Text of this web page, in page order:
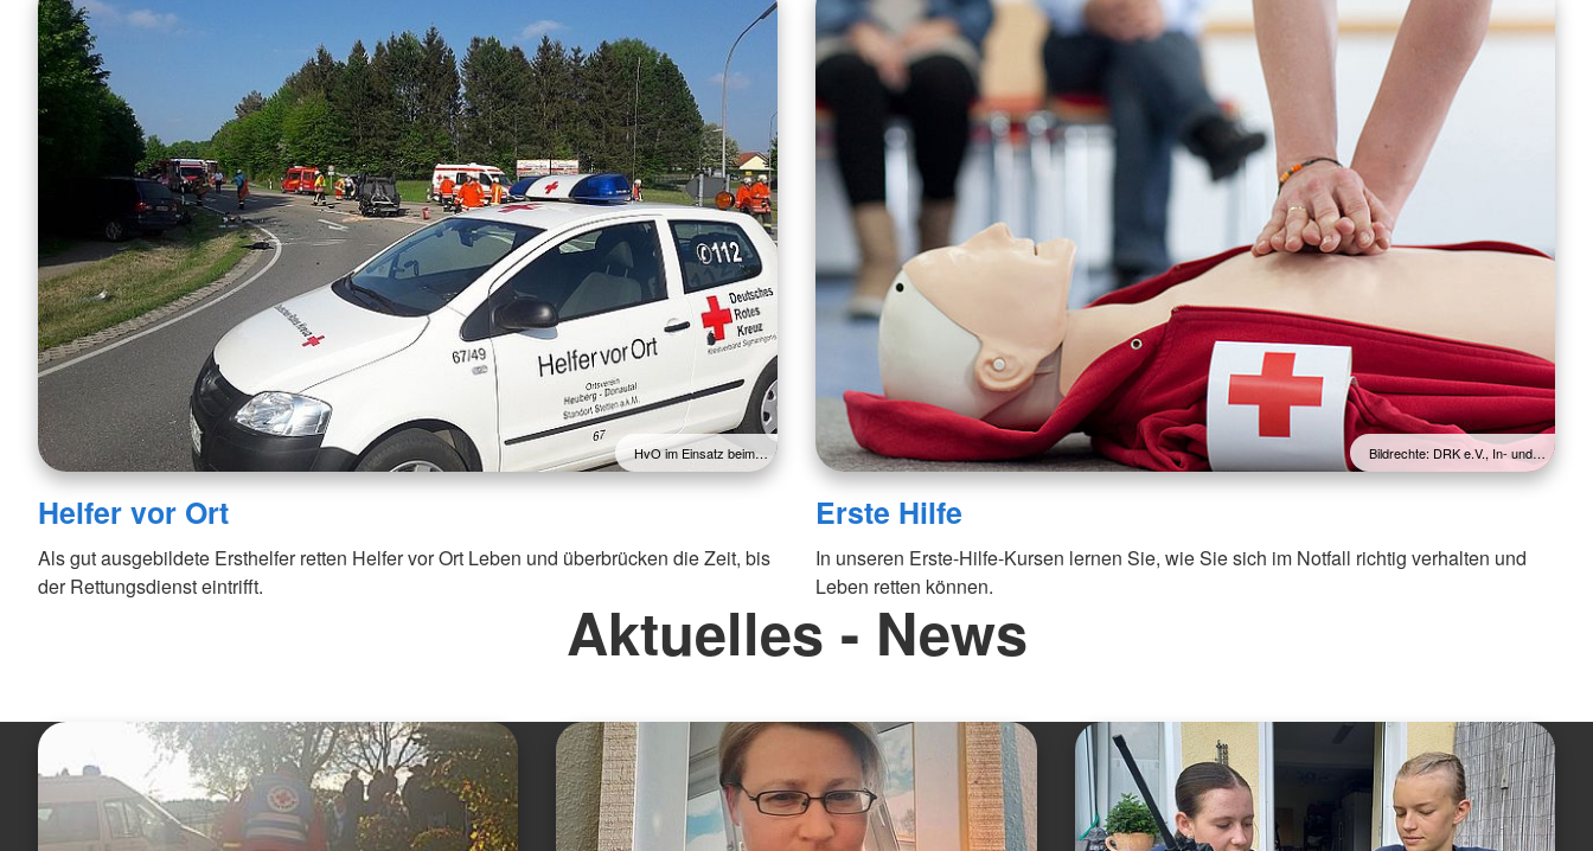
HvO im Einsatz beim…
Helfer vor Ort
Als gut ausgebildete Ersthelfer retten Helfer vor Ort Leben und überbrücken die Zeit, bis
der Rettungsdienst eintrifft.
Bildrechte: DRK e.V., In- und…
Erste Hilfe
In unseren Erste-Hilfe-Kursen lernen Sie, wie Sie sich im Notfall richtig verhalten und
Leben retten können.
Aktuelles - News